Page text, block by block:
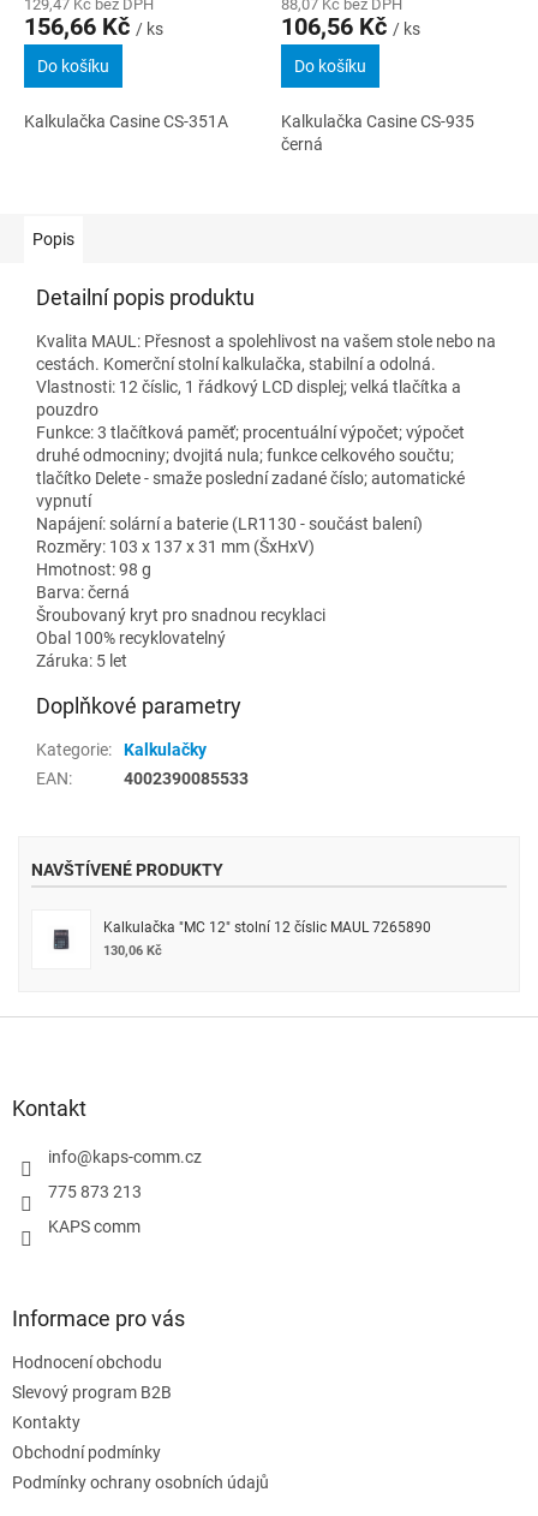
129,47 Kč bez DPH
156,66 Kč / ks
Do košíku
Kalkulačka Casine CS-351A
88,07 Kč bez DPH
106,56 Kč / ks
Do košíku
Kalkulačka Casine CS-935
černá
Popis
Detailní popis produktu
Kvalita MAUL: Přesnost a spolehlivost na vašem stole nebo na
cestách. Komerční stolní kalkulačka, stabilní a odolná.
Vlastnosti: 12 číslic, 1 řádkový LCD displej; velká tlačítka a
pouzdro
Funkce: 3 tlačítková paměť; procentuální výpočet; výpočet
druhé odmocniny; dvojitá nula; funkce celkového součtu;
tlačítko Delete - smaže poslední zadané číslo; automatické
vypnutí
Napájení: solární a baterie (LR1130 - součást balení)
Rozměry: 103 x 137 x 31 mm (ŠxHxV)
Hmotnost: 98 g
Barva: černá
Šroubovaný kryt pro snadnou recyklaci
Obal 100% recyklovatelný
Záruka: 5 let
Doplňkové parametry
Kategorie:
Kalkulačky
EAN: 4002390085533
NAVŠTÍVENÉ PRODUKTY
Kalkulačka "MC 12" stolní 12 číslic MAUL 7265890
130,06 Kč
Kontakt
info@kaps-comm.cz
775 873 213
KAPS comm
Informace pro vás
Hodnocení obchodu
Slevový program B2B
Kontakty
Obchodní podmínky
Podmínky ochrany osobních údajů